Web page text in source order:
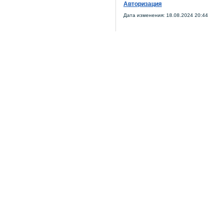
Авторизация
Дата изменения: 18.08.2024 20:44